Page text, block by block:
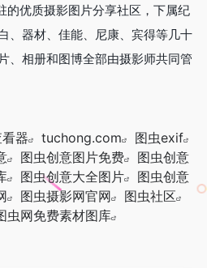
的优质摄影图片分享社区，下属纪
、器材、佳能、尼康、宾得等几十
、相册和图博全部由摄影师共同管
器 tuchong.com
图虫exif
图虫创意图片免费
图虫创意
图虫创意大全图片
图虫创意
图虫摄影网官网
图虫社区
虫网免费素材图库